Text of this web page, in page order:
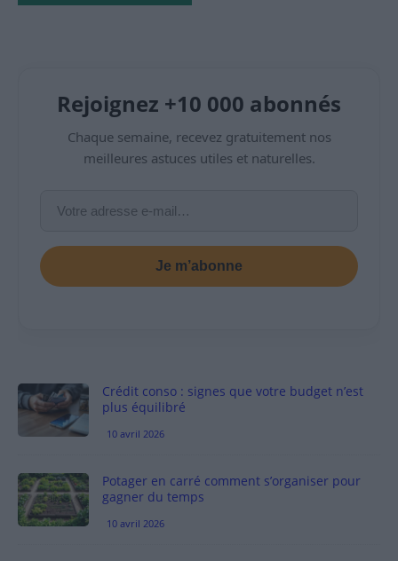
Rejoignez +10 000 abonnés
Chaque semaine, recevez gratuitement nos
meilleures astuces utiles et naturelles.
Je m’abonne
Crédit conso : signes que votre budget n’est
plus équilibré
10 avril 2026
Potager en carré comment s’organiser pour
gagner du temps
10 avril 2026